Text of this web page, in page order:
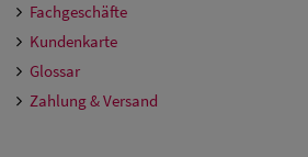
Fachgeschäfte
Kundenkarte
Glossar
Zahlung & Versand